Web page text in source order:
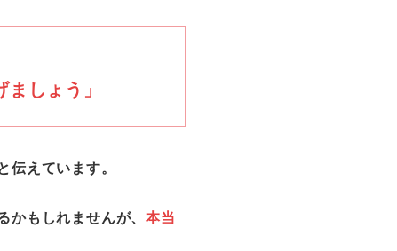
しょう」
伝えています。
かもしれませんが、本当